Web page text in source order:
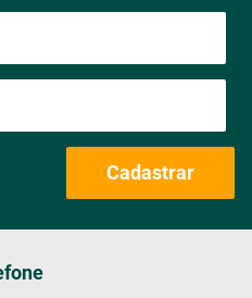
Cadastrar